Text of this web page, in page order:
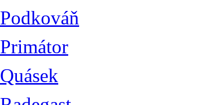
Podkováň
Primátor
Quásek